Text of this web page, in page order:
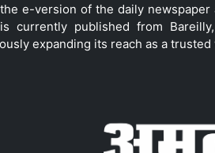
e-version of the daily
currently published from
expanding its reach as a